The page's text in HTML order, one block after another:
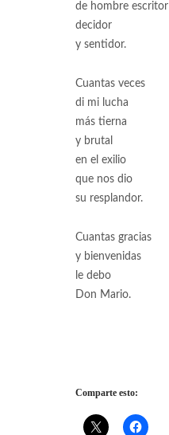
de hombre escritor
decidor
y sentidor.
Cuantas veces
di mi lucha
más tierna
y brutal
en el exilio
que nos dio
su resplandor.
Cuantas gracias
y bienvenidas
le debo
Don Mario.
Comparte esto: